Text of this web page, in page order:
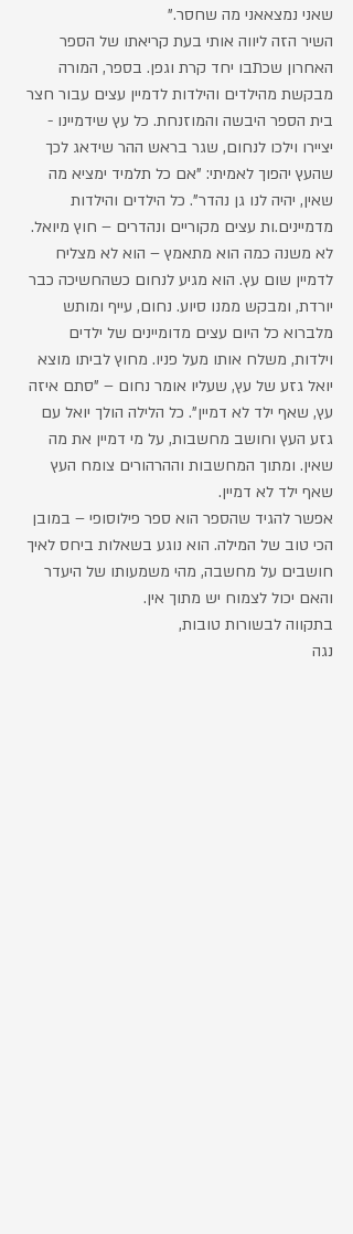
שאני נמצאאני מה שחסר."
השיר הזה ליווה אותי בעת קריאתו של הספר
האחרון שכתבו יחד קרת וגפן. בספר, המורה
מבקשת מהילדים והילדות לדמיין עצים עבור חצר
בית הספר היבשה והמוזנחת. כל עץ שידמיינו -
יציירו וילכו לנחום, שגר בראש ההר שידאג לכך
שהעץ יהפוך לאמיתי: "אם כל תלמיד ימציא מה
שאין, יהיה לנו גן נהדר". כל הילדים והילדות
מדמיינים.ות עצים מקוריים ונהדרים – חוץ מיואל.
לא משנה כמה הוא מתאמץ – הוא לא מצליח
לדמיין שום עץ. הוא מגיע לנחום כשהחשיכה כבר
יורדת, ומבקש ממנו סיוע. נחום, עייף ומותש
מלברוא כל היום עצים מדומיינים של ילדים
וילדות, משלח אותו מעל פניו. מחוץ לביתו מוצא
יואל גזע של עץ, שעליו אומר נחום – "סתם איזה
עץ, שאף ילד לא דמיין". כל הלילה הולך יואל עם
גזע העץ וחושב מחשבות, על מי דמיין את מה
שאין. ומתוך המחשבות וההרהורים צומח העץ
שאף ילד לא דמיין.
אפשר להגיד שהספר הוא ספר פילוסופי – במובן
הכי טוב של המילה. הוא נוגע בשאלות ביחס לאיך
חושבים על מחשבה, מהי משמעותו של היעדר
והאם יכול לצמוח יש מתוך אין.
בתקווה לבשורות טובות,
נגה